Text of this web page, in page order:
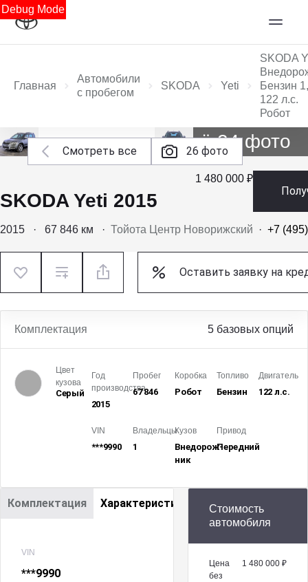
Debug Mode
Главная
Автомобили
с пробегом
SKODA Yeti
SKODA
Бензин
122 л.с.
Робот
Смотреть все 26 фото
Ещё 24 фото
SKODA Yeti 2015
1 480 000 ₽
2015 · 67 846 км · Тойота Центр Новорижский · +7
Оставить заявку на
Комплектация 5 базовых опций
Цвет
кузова
Серый
Год
производства
2015
Пробег
67 846
Коробка
Робот
Топливо
Бензин
Двигатель
122 л.с.
VIN
***9990
Владельцы
1
Кузов
Внедорож­
ник
Привод
Передний
Комплектация Характеристики
VIN
***9990
Стоимость
автомобиля
Цена
без
1 480 000 ₽